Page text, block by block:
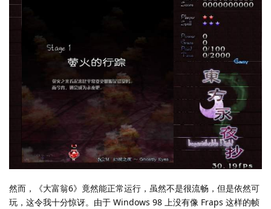
然而，《大富翁6》竟然能正常运行，虽然不是很流畅，但是依然可
玩，这令我十分惊讶。由于 Windows 98 上没有像 Fraps 这样的帧